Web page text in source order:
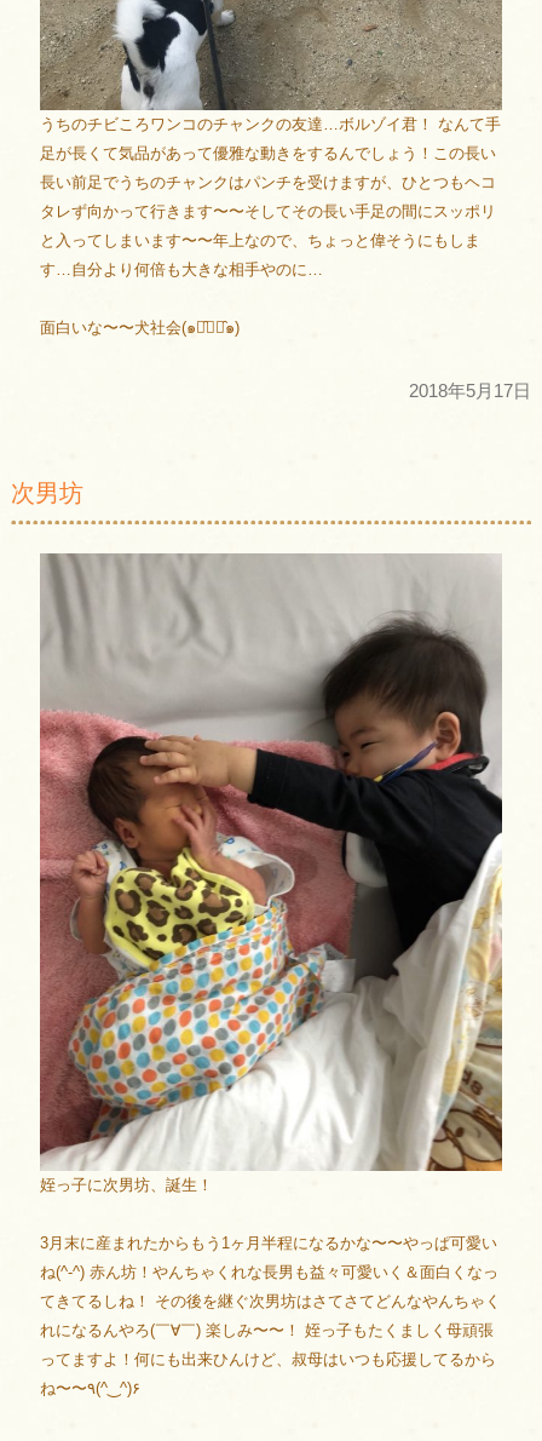
うちのチビころワンコのチャンクの友達…ボルゾイ君！ なんて手
足が長くて気品があって優雅な動きをするんでしょう！この長い
長い前足でうちのチャンクはパンチを受けますが、ひとつもヘコ
タレず向かって行きます〜〜そしてその長い手足の間にスッポリ
と入ってしまいます〜〜年上なので、ちょっと偉そうにもしま
す…自分より何倍も大きな相手やのに…
面白いな〜〜犬社会(๑･̑◡･̑๑)
2018年5月17日
次男坊
姪っ子に次男坊、誕生！
3月末に産まれたからもう1ヶ月半程になるかな〜〜やっぱ可愛い
ね(^-^) 赤ん坊！やんちゃくれな長男も益々可愛いく＆面白くなっ
てきてるしね！ その後を継ぐ次男坊はさてさてどんなやんちゃく
れになるんやろ(￣∀￣) 楽しみ〜〜！ 姪っ子もたくましく母頑張
ってますよ！何にも出来ひんけど、叔母はいつも応援してるから
ね〜〜٩(^‿^)۶